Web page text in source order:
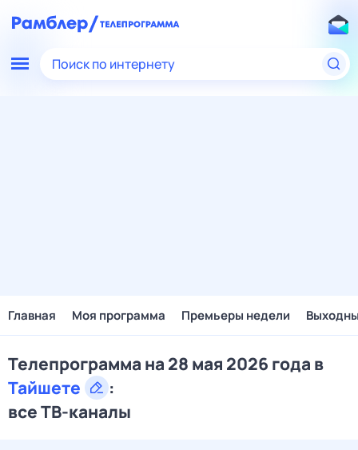
Поиск по интернету
Главная Моя программа Премьеры недели
Телепрограмма на 28 мая 2026 года в
Тайшете
:
все ТВ-каналы